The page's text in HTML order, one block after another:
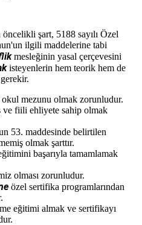
şart, 5188 sayılı Özel
ilgili maddelerine tabi
mesleğinin yasal çerçevesini
isteyenlerin hem teorik hem de
mezunu olmak zorunludur.
ve fiili ehliyete sahip olmak
53. maddesinde belirtilen
olmak şarttır.
başarıyla tamamlamak
olması zorunludur.
özel sertifika programlarından
eğitimi almak ve sertifikayı